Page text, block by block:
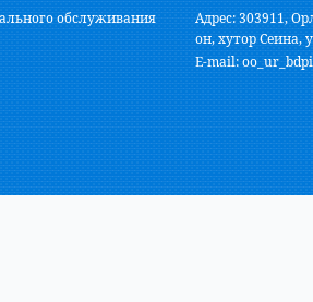
обслуживания
Адрес: 303911,
он, хутор Сеина,
E-mail: